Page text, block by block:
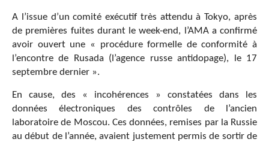
A l’issue d’un comité exécutif très attendu à Tokyo, après
de premières fuites durant le week-end, l’AMA a confirmé
avoir ouvert une « procédure formelle de conformité à
l’encontre de Rusada (l’agence russe antidopage), le 17
septembre dernier ».
En cause, des « incohérences » constatées dans les
données électroniques des contrôles de l’ancien
laboratoire de Moscou. Ces données, remises par la Russie
au début de l’année, avaient justement permis de sortir de